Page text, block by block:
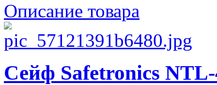
Описание товара
Сейф Safetronics